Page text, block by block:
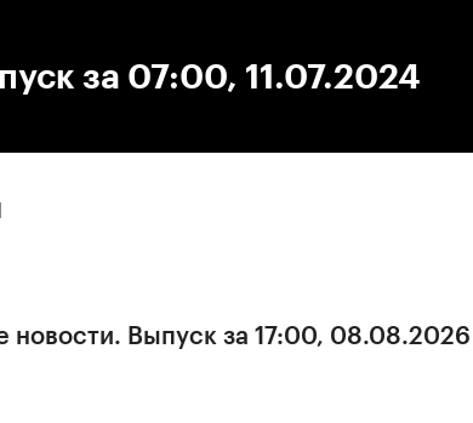
за 07:00, 11.07.2024
новости. Выпуск за 17:00, 08.08.2026